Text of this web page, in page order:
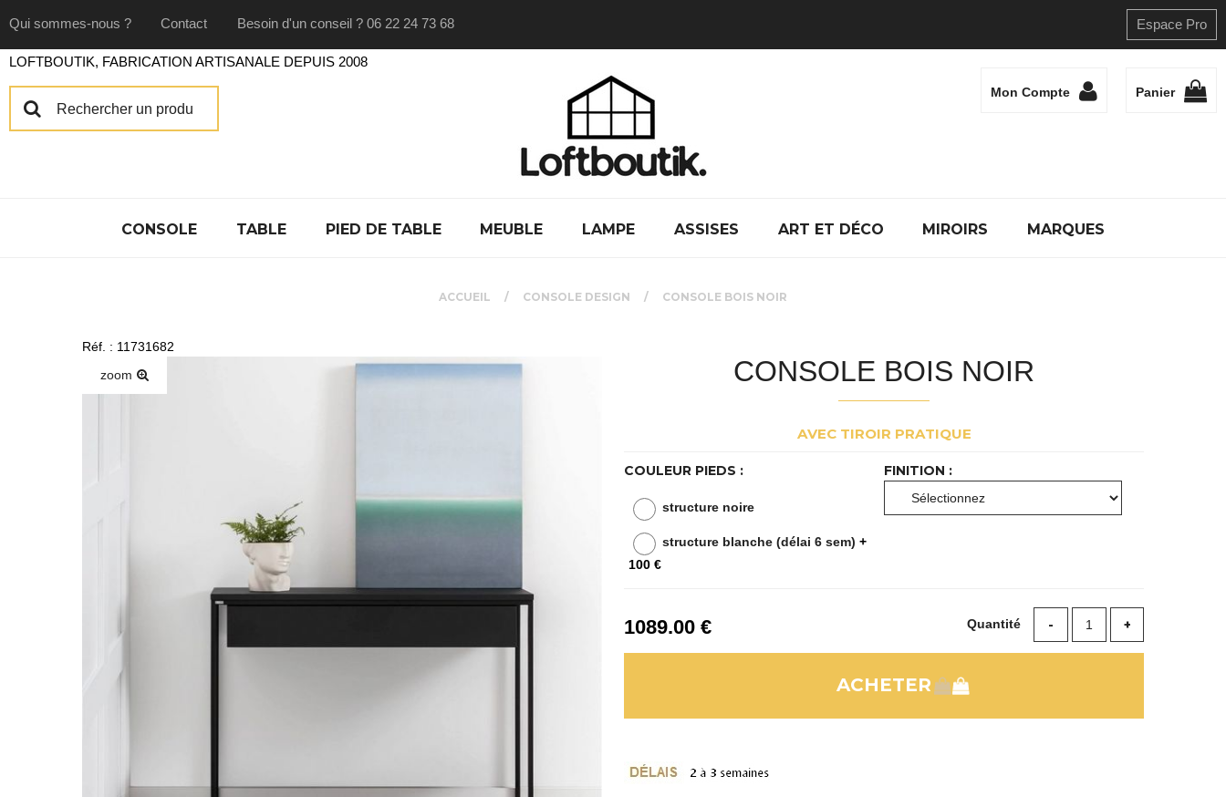
Qui sommes-nous ? Contact Besoin d'un conseil ? 06 22 24 73 68 Espace Pro
Mon Compte Panier
CONSOLE TABLE PIED DE TABLE MEUBLE LAMPE ASSISES ART ET DÉCO MIROIRS MARQUES
ACCUEIL CONSOLE DESIGN CONSOLE BOIS NOIR
Réf. : 11731682
zoom
CONSOLE BOIS NOIR
AVEC TIROIR PRATIQUE
COULEUR PIEDS :
structure noire
structure blanche (délai 6 sem) +
100 €
FINITION :
1089.00€ Quantité
LOFTBOUTIK, FABRICATION ARTISANALE DEPUIS 2008